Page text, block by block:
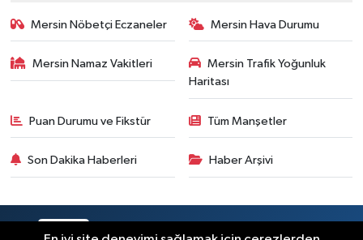
Mersin Nöbetçi Eczaneler Mersin Hava Durumu
Mersin Namaz Vakitleri
Mersin Trafik Yoğunluk
Haritası
Puan Durumu ve Fikstür Tüm Manşetler
Son Dakika Haberleri Haber Arşivi
RSS Copyright © 2025. Her hakkı saklıdır.